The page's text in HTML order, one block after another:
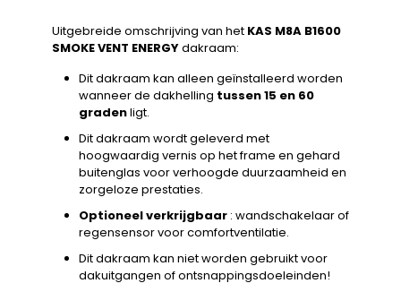
Uitgebreide omschrijving van het KAS M8A B1600
SMOKE VENT ENERGYdakraam:
Dit dakraam kan alleen geïnstalleerd worden
wanneer de dakhelling tussen 15 en 60
gradenligt.
Dit dakraam wordt geleverd met
hoogwaardig vernis op het frame en gehard
buitenglas voor verhoogde duurzaamheid en
zorgeloze prestaties.
Optioneel verkrijgbaar : wandschakelaar of
regensensor voor comfortventilatie.
Dit dakraam kan niet worden gebruikt voor
dakuitgangen of ontsnappingsdoeleinden!